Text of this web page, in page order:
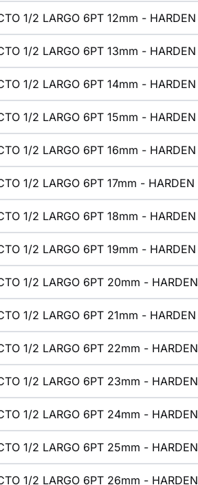
1/2 LARGO 6PT 12mm - HARDEN
1/2 LARGO 6PT 13mm - HARDEN
1/2 LARGO 6PT 14mm - HARDEN
1/2 LARGO 6PT 15mm - HARDEN
1/2 LARGO 6PT 16mm - HARDEN
1/2 LARGO 6PT 17mm - HARDEN
1/2 LARGO 6PT 18mm - HARDEN
1/2 LARGO 6PT 19mm - HARDEN
1/2 LARGO 6PT 20mm - HARDEN
1/2 LARGO 6PT 21mm - HARDEN
1/2 LARGO 6PT 22mm - HARDEN
1/2 LARGO 6PT 23mm - HARDEN
1/2 LARGO 6PT 24mm - HARDEN
1/2 LARGO 6PT 25mm - HARDEN
1/2 LARGO 6PT 26mm - HARDEN